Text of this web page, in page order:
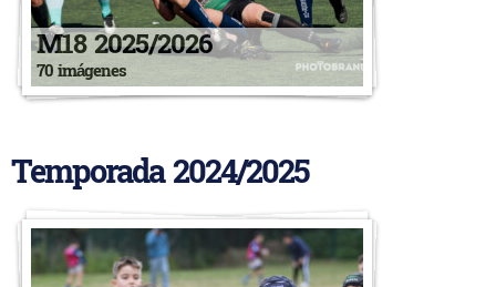
M18 2025/2026
70 imágenes
Temporada 2024/2025